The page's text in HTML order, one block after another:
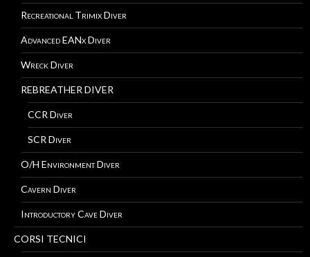
Recreational Trimix Diver
Advanced EANx Diver
Wreck Diver
REBREATHER DIVER
CCR Diver
SCR Diver
O/H Environment Diver
Cavern Diver
Introductory Cave Diver
CORSI TECNICI